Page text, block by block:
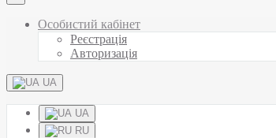
Особистий кабінет
Реєстрація
Авторизація
UA
UA
RU